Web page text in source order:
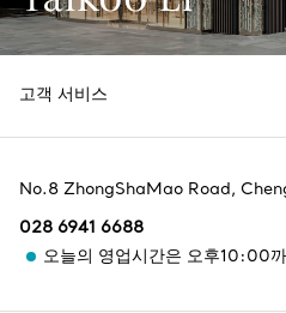
고객 서비스
No.8 ZhongShaMao Road,
028 6941 6688
오늘의 영업시간은 오후10:00